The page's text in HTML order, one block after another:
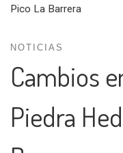
Pico La Barrera
NOTICIAS
Cambios
Piedra